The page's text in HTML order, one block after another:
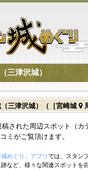
三津沢城）
三津沢城）（［宮崎城
された周辺スポット（カ
ミがご覧頂けます。
城めぐり」アプリ では、スタン
など、様々な関連スポットを